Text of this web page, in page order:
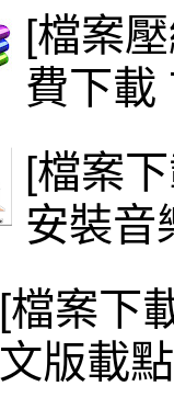
[檔案
費下載
[檔案
安裝音
[檔案下
文版載點